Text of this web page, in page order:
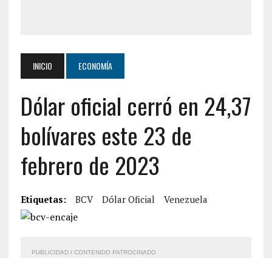
INICIO ECONOMÍA
Dólar oficial cerró en 24,37
bolívares este 23 de
febrero de 2023
Etiquetas: BCV Dólar Oficial Venezuela
PUBLICIDAD / CONTENIDO PATROCINADO